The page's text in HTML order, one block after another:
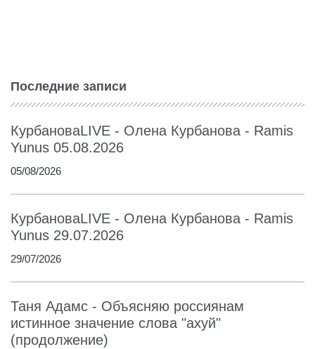
Последние записи
КурбановаLIVE - Олена Курбанова - Ramis
Yunus 05.08.2026
05/08/2026
КурбановаLIVE - Олена Курбанова - Ramis
Yunus 29.07.2026
29/07/2026
Таня Адамс - Объясняю россиянам
истинное значение слова "ахуй"
(продолжение)